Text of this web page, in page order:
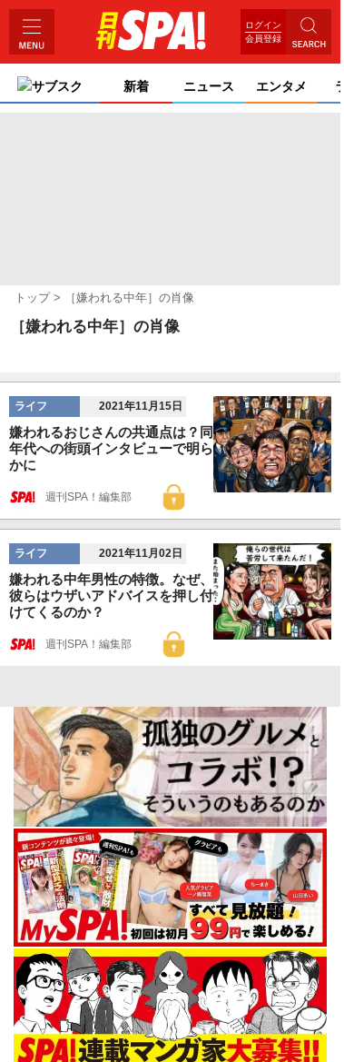
ログイン
会員登録
サブスク 新着 ニュース エンタメ
トップ ［嫌われる中年］の肖像
［嫌われる中年］の肖像
ライフ 2021年11月15日
嫌われるおじさんの共通点は？同
年代への街頭インタビューで明ら
かに
週刊SPA！編集部
ライフ 2021年11月02日
嫌われる中年男性の特徴。なぜ、
彼らはウザいアドバイスを押し付
けてくるのか？
週刊SPA！編集部